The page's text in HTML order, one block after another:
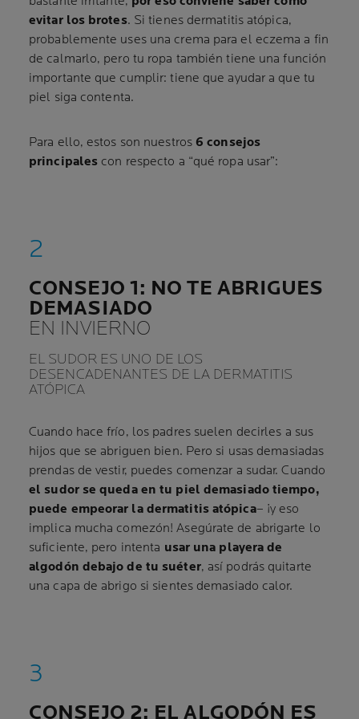
evitar los brotes. Si tienes dermatitis atópica,
probablemente uses una crema para el eczema a fin
de calmarlo, pero tu ropa también tiene una función
importante que cumplir: tiene que ayudar a que tu
piel siga contenta.
Para ello, estos son nuestros 6 consejos
principales con respecto a “qué ropa usar”:
CONSEJO 1: NO TE ABRIGUES
DEMASIADO
EN INVIERNO
EL SUDOR ES UNO DE LOS
DESENCADENANTES DE LA DERMATITIS
ATÓPICA
Cuando hace frío, los padres suelen decirles a sus
hijos que se abriguen bien. Pero si usas demasiadas
prendas de vestir, puedes comenzar a sudar. Cuando
el sudor se queda en tu piel demasiado tiempo,
puede empeorar la dermatitis atópica– ¡y eso
implica mucha comezón! Asegúrate de abrigarte lo
suficiente, pero intenta usar una playera de
algodón debajo de tu suéter, así podrás quitarte
una capa de abrigo si sientes demasiado calor.
CONSEJO 2: EL ALGODÓN ES